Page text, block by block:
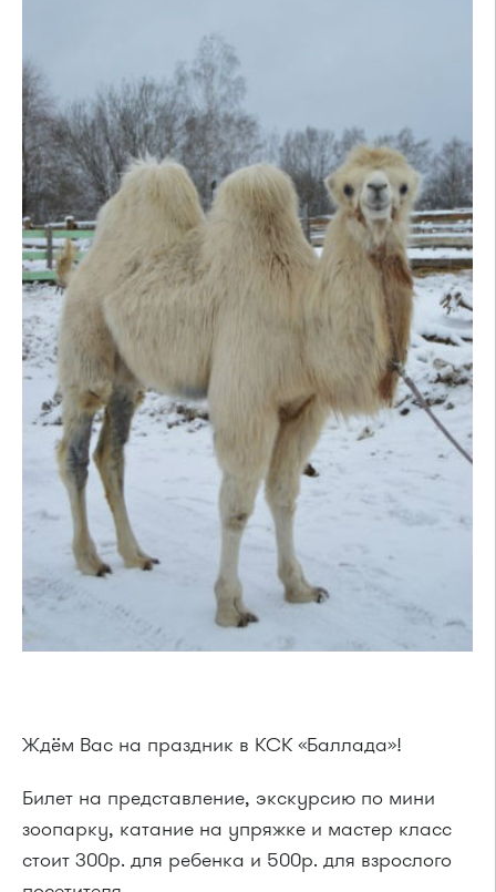
Ждём Вас на праздник в КСК «Баллада»!
Билет на представление, экскурсию по мини
зоопарку, катание на упряжке и мастер класс
стоит 300р. для ребенка и 500р. для взрослого